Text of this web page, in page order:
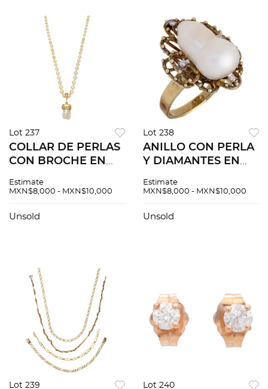
Lot 237
COLLAR DE PERLAS
CON BROCHE EN
ESMERALDAS Y
PENDIENTE CON
Estimate
MXN$8,000 - MXN$10,000
Unsold
Lot 238
ANILLO CON PERLA
Y DIAMANTES EN
14K.Una perla
color blanco: 10.2 x
Estimate
MXN$8,000 - MXN$10,000
Unsold
Lot 239 Lot 240